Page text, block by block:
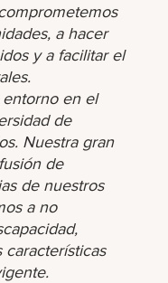
a hacer
y a facilitar el
en el
de
Nuestra gran
de
de nuestros
a no